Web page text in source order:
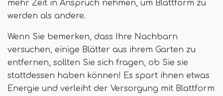
mehr Zeit in Anspruch nehmen, um Blattform zu
werden als andere.
Wenn Sie bemerken, dass Ihre Nachbarn
versuchen, einige Blätter aus ihrem Garten zu
entfernen, sollten Sie sich fragen, ob Sie sie
stattdessen haben können! Es spart ihnen etwas
Energie und verleiht der Versorgung mit Blattform